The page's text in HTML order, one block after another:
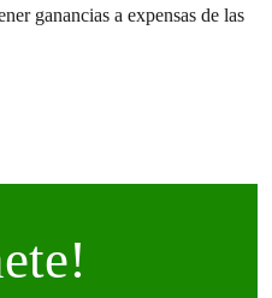
ganancias a expensas de las